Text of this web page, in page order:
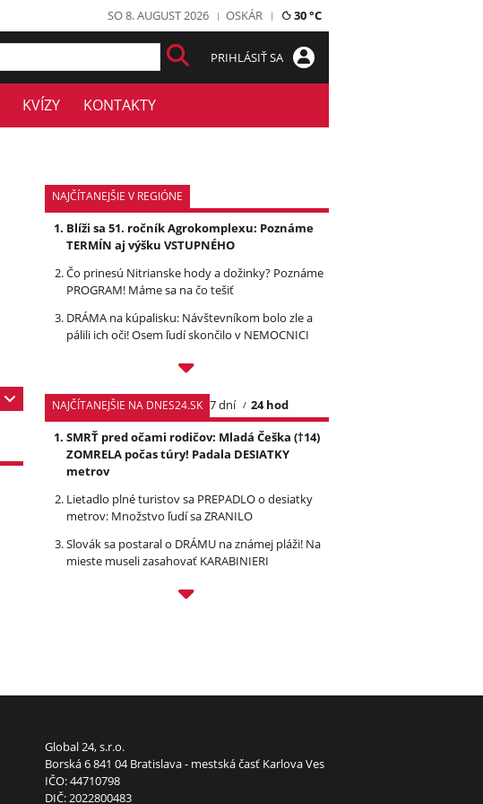
SO 8. AUGUST 2026 OSKÁR 30 °C
PRIHLÁSIŤ SA
KVÍZY KONTAKTY
NAJČÍTANEJŠIE V REGIÓNE
Blíži sa 51. ročník Agrokomplexu: Poznáme
TERMÍN aj výšku VSTUPNÉHO
Čo prinesú Nitrianske hody a dožinky? Poznáme
PROGRAM! Máme sa na čo tešiť
DRÁMA na kúpalisku: Návštevníkom bolo zle a
pálili ich oči! Osem ľudí skončilo v NEMOCNICI
NAJČÍTANEJŠIE NA DNES24.SK 7 dní
24 hod
SMRŤ pred očami rodičov: Mladá Češka (†14)
ZOMRELA počas túry! Padala DESIATKY
metrov
Lietadlo plné turistov sa PREPADLO o desiatky
metrov: Množstvo ľudí sa ZRANILO
Slovák sa postaral o DRÁMU na známej pláži! Na
mieste museli zasahovať KARABINIERI
Global 24, s.r.o.
Borská 6 841 04 Bratislava - mestská časť Karlova Ves
IČO: 44710798
DIČ: 2022800483